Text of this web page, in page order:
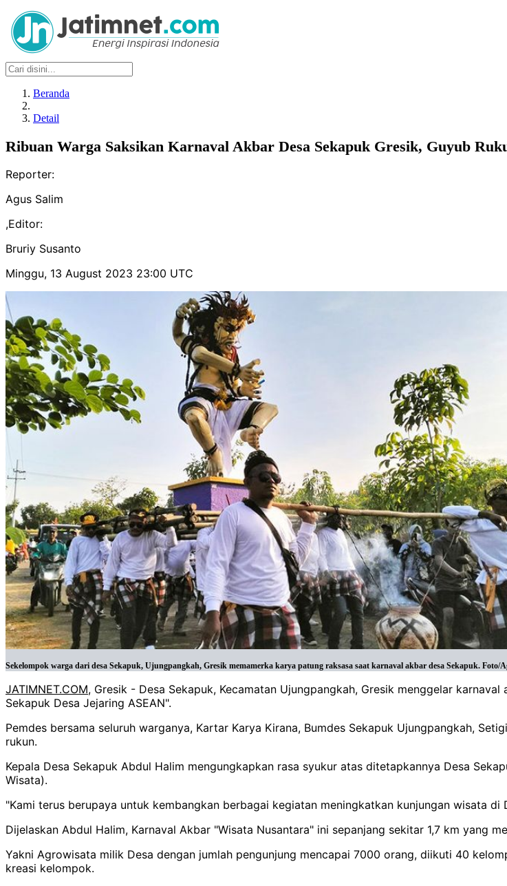
Beranda
Detail
Ribuan Warga Saksikan Karnaval Akbar Desa Sekapuk Gresik, Guyub
Reporter:
Agus Salim
,Editor:
Bruriy Susanto
Minggu, 13 August 2023 23:00 UTC
Sekelompok warga dari desa Sekapuk, Ujungpangkah, Gresik memamerka karya patung raksasa saat karnaval akbar desa Sekapuk. Foto/
JATIMNET.COM, Gresik - Desa Sekapuk, Kecamatan Ujungpangkah, Gresik menggelar
Sekapuk Desa Jejaring ASEAN".
Pemdes bersama seluruh warganya, Kartar Karya Kirana, Bumdes Sekapuk Ujungpangkah,
rukun.
Kepala Desa Sekapuk Abdul Halim mengungkapkan rasa syukur atas ditetapkannya Desa
Wisata).
"Kami terus berupaya untuk kembangkan berbagai kegiatan meningkatkan kunjungan wisata
Dijelaskan Abdul Halim, Karnaval Akbar "Wisata Nusantara" ini sepanjang sekitar 1,7 km yang
Yakni Agrowisata milik Desa dengan jumlah pengunjung mencapai 7000 orang, diikuti 40
kreasi kelompok.